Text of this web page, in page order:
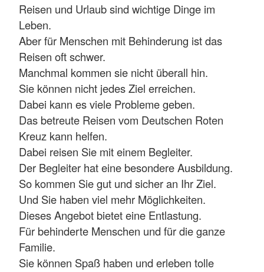
Reisen und Urlaub sind wichtige Dinge im
Leben.
Aber für Menschen mit Behinderung ist das
Reisen oft schwer.
Manchmal kommen sie nicht überall hin.
Sie können nicht jedes Ziel erreichen.
Dabei kann es viele Probleme geben.
Das betreute Reisen vom Deutschen Roten
Kreuz kann helfen.
Dabei reisen Sie mit einem Begleiter.
Der Begleiter hat eine besondere Ausbildung.
So kommen Sie gut und sicher an Ihr Ziel.
Und Sie haben viel mehr Möglichkeiten.
Dieses Angebot bietet eine Entlastung.
Für behinderte Menschen und für die ganze
Familie.
Sie können Spaß haben und erleben tolle